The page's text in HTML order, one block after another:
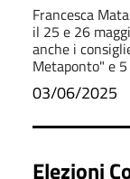
Francesca
il 25 e 26
anche i
Metaponto" e
03/06/2025
Elezioni